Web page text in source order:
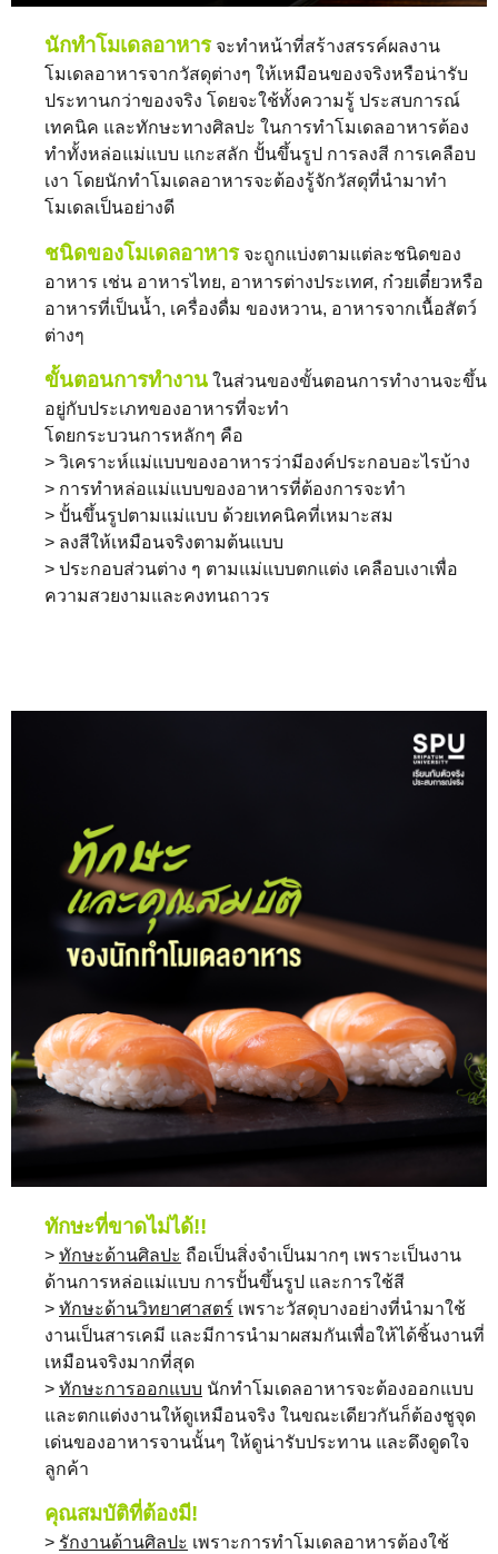
นักทำโมเดลอาหารจะทำหน้าที่สร้างสรรค์ผลงาน
โมเดลอาหารจากวัสดุต่างๆ ให้เหมือนของจริงหรือน่ารับ
ประทานกว่าของจริง โดยจะใช้ทั้งความรู้ ประสบการณ์
เทคนิค และทักษะทางศิลปะ ในการทำโมเดลอาหารต้อง
ทำทั้งหล่อแม่แบบ แกะสลัก ปั้นขึ้นรูป การลงสี การเคลือบ
เงา โดยนักทำโมเดลอาหารจะต้องรู้จักวัสดุที่นำมาทำ
โมเดลเป็นอย่างดี
ชนิดของโมเดลอาหารจะถูกแบ่งตามแต่ละชนิดของ
อาหาร เช่น อาหารไทย, อาหารต่างประเทศ, ก๋วยเตี๋ยวหรือ
อาหารที่เป็นน้ำ, เครื่องดื่ม ของหวาน, อาหารจากเนื้อสัตว์
ต่างๆ
ขั้นตอนการทำงาน ในส่วนของขั้นตอนการทำงานจะขึ้น
อยู่กับประเภทของอาหารที่จะทำ
โดยกระบวนการหลักๆ คือ
> วิเคราะห์แม่แบบของอาหารว่ามีองค์ประกอบอะไรบ้าง
> การทำหล่อแม่แบบของอาหารที่ต้องการจะทำ
> ปั้นขึ้นรูปตามแม่แบบ ด้วยเทคนิคที่เหมาะสม
> ลงสีให้เหมือนจริงตามต้นแบบ
> ประกอบส่วนต่าง ๆ ตามแม่แบบตกแต่ง เคลือบเงาเพื่อ
ความสวยงามและคงทนถาวร
ทักษะที่ขาดไม่ได้!!
> ทักษะด้านศิลปะ ถือเป็นสิ่งจำเป็นมากๆ เพราะเป็นงาน
ด้านการหล่อแม่แบบ การปั้นขึ้นรูป และการใช้สี
> ทักษะด้านวิทยาศาสตร์ เพราะวัสดุบางอย่างที่นำมาใช้
งานเป็นสารเคมี และมีการนำมาผสมกันเพื่อให้ได้ชิ้นงานที่
เหมือนจริงมากที่สุด
> ทักษะการออกแบบ นักทำโมเดลอาหารจะต้องออกแบบ
และตกแต่งงานให้ดูเหมือนจริง ในขณะเดียวกันก็ต้องชูจุด
เด่นของอาหารจานนั้นๆ ให้ดูน่ารับประทาน และดึงดูดใจ
ลูกค้า
คุณสมบัติที่ต้องมี!
> รักงานด้านศิลปะ เพราะการทำโมเดลอาหารต้องใช้